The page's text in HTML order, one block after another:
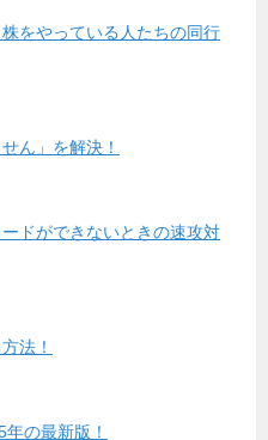
をやっている人たちの同行
ん」を解決！
ドができないときの速攻対
法！
の最新版！